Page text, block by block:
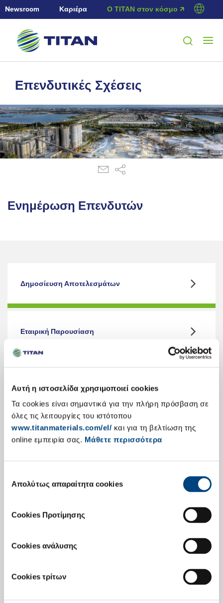
Αυτή η ιστοσελίδα χρησιμοποιεί cookies
Τα cookies είναι σημαντικά για την πλήρη πρόσβαση σε
όλες τις λειτουργίες του ιστότοπου
www.titanmaterials.com/el/ και για τη βελτίωση της
online εμπειρία σας. Μάθετε περισσότερα
συγκατάθεσης
Απολύτως απαραίτητα cookies
Cookies Προτίμησης
Cookies ανάλυσης
Cookies τρίτων
Newsroom Καριέρα Ο ΤΙΤΑΝ στον κόσμο 🡭
Επενδυτικές Σχέσεις
Ενημέρωση Επενδυτών
Δημοσίευση Αποτελεσμάτων
Εταιρική Παρουσίαση
Ετήσιες Εκθέσεις Απολογισμού